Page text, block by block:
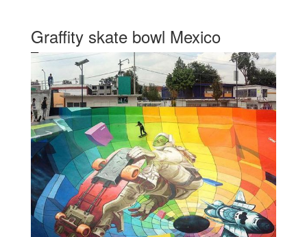
Graffity skate bowl Mexico